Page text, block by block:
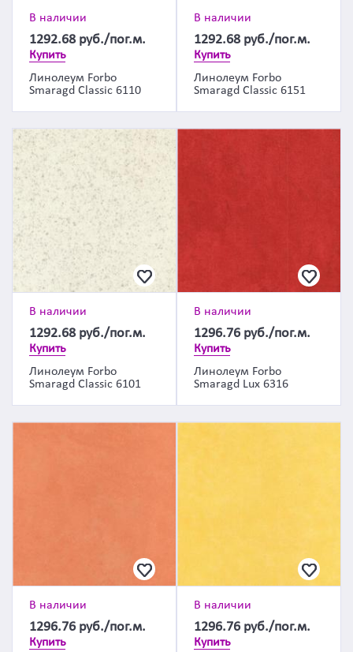
В наличии
1292.68 руб./пог.м.
Купить
Линолеум Forbo
Smaragd Classic 6110
В наличии
1292.68 руб./пог.м.
Купить
Линолеум Forbo
Smaragd Classic 6151
В наличии
1292.68 руб./пог.м.
Купить
Линолеум Forbo
Smaragd Classic 6101
В наличии
1296.76 руб./пог.м.
Купить
Линолеум Forbo
Smaragd Lux 6316
В наличии
1296.76 руб./пог.м.
Купить
В наличии
1296.76 руб./пог.м.
Купить